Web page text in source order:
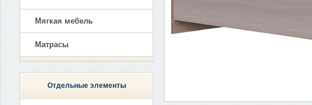
Мягкая мебель
Матрасы
Отдельные элементы